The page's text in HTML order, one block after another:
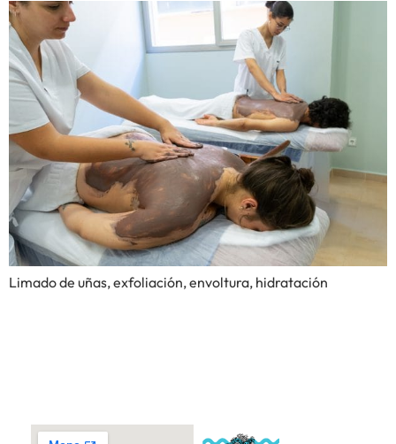
Limado de uñas, exfoliación, envoltura, hidratación